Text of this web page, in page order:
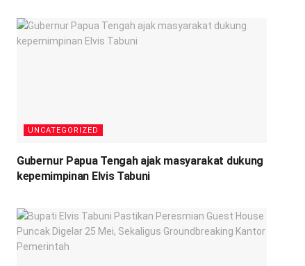
UNCATEGORIZED
Gubernur Papua Tengah ajak masyarakat dukung
kepemimpinan Elvis Tabuni